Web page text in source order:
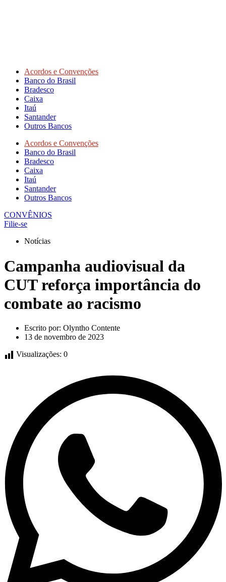
Acordos e Convenções
Banco do Brasil
Bradesco
Caixa
Itaú
Santander
Outros Bancos
Acordos e Convenções
Banco do Brasil
Bradesco
Caixa
Itaú
Santander
Outros Bancos
CONVÊNIOS
Filie-se
Notícias
Campanha audiovisual da
CUT reforça importância do
combate ao racismo
Escrito por: Olyntho Contente
13 de novembro de 2023
Visualizações: 0